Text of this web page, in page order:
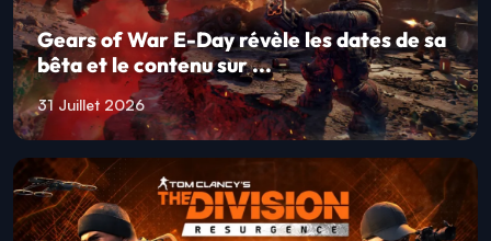
Gears of War E-Day révèle les dates de sa
bêta et le contenu sur ...
31 Juillet 2026